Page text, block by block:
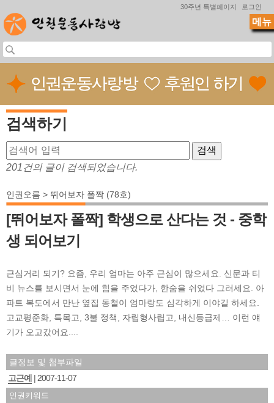
30주년 특별페이지 로그인
검색하기
201건의 글이 검색되었습니다.
인권오름 > 뛰어보자 폴짝 (78호)
[뛰어보자 폴짝] 학생으로 산다는 것 - 중학
생 되어보기
근심거리 되기? 요즘, 우리 엄마는 아주 근심이 많으세요. 신문과 티
비 뉴스를 보시면서 눈에 힘을 주었다가, 한숨을 쉬었다 그러세요. 아
파트 복도에서 만난 옆집 동철이 엄마랑도 심각하게 이야길 하세요.
고교평준화, 특목고, 3불 정책, 자립형사립고, 내신등급제… 이런 얘
기가 오고갔어요....
글정보 및 첨부파일
고근예
2007-11-07
인권키워드
메뉴